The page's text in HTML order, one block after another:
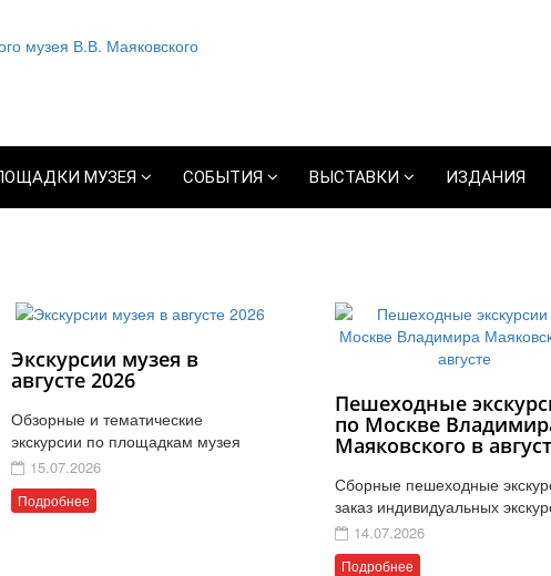
МУЗЕЯ СОБЫТИЯ ВЫСТАВКИ ИЗДАНИЯ
Экскурсии музея в
августе 2026
Обзорные и тематические
экскурсии по площадкам музея
15.07.2026
Подробнее
Пешеходные
по Москве
Маяковского в
Сборные пешеходные
заказ индивидуальных
14.07.2026
Подробнее